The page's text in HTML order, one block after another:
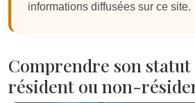
informations diffusées sur ce site.
Comprendre son statut
résident ou non-